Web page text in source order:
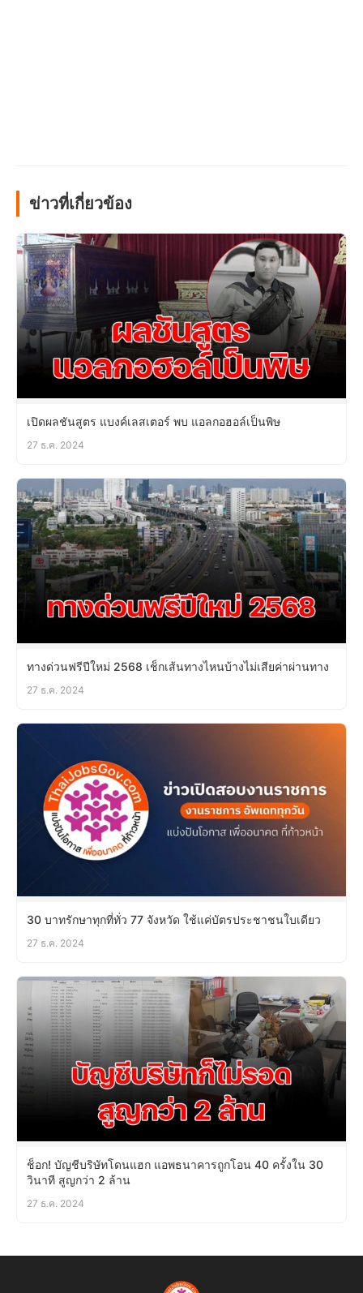
ข่าวที่เกี่ยวข้อง
เปิดผลชันสูตร แบงค์เลสเตอร์ พบ แอลกอฮอล์เป็นพิษ
27 ธ.ค. 2024
ทางด่วนฟรีปีใหม่ 2568 เช็กเส้นทางไหนบ้างไม่เสียค่าผ่านทาง
27 ธ.ค. 2024
30 บาทรักษาทุกที่ทั่ว 77 จังหวัด ใช้แค่บัตรประชาชนใบเดียว
27 ธ.ค. 2024
ช็อก! บัญชีบริษัทโดนแฮก แอพธนาคารถูกโอน 40 ครั้งใน 30
วินาที สูญกว่า 2 ล้าน
27 ธ.ค. 2024